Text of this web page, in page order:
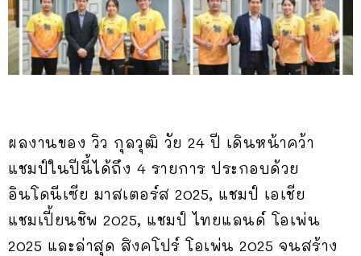
ผลงานของ วิว กุลวุฒิ วัย 24 ปี เดินหน้าคว้า
แชมป์ในปีนี้ได้ถึง 4 รายการ ประกอบด้วย
อินโดนีเซีย มาสเตอร์ส 2025, แชมป์ เอเชีย
แชมเปี้ยนชิพ 2025, แชมป์ ไทยแลนด์ โอเพ่น
2025 และล่าสุด สิงคโปร์ โอเพ่น 2025 จนสร้าง